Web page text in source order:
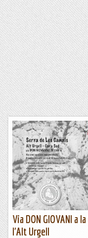
Via DON GIOVANI a
l'Alt Urgell